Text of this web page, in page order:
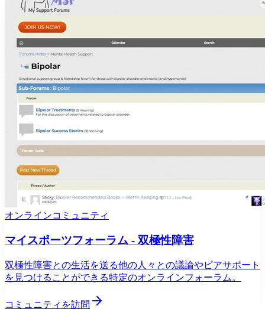
オンラインコミュニティ
マイスポーツフォーラム - 双極性障害
双極性障害との生活を送る他の人々との議論やピアサポート
を見つけることができる特定のオンラインフォーラム。
コミュニティを訪問